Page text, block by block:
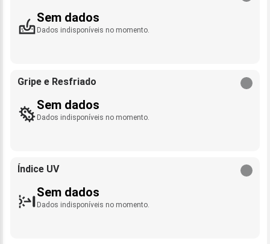
Sem dados
Dados indisponíveis no momento.
Gripe e Resfriado
Sem dados
Dados indisponíveis no momento.
Índice UV
Sem dados
Dados indisponíveis no momento.